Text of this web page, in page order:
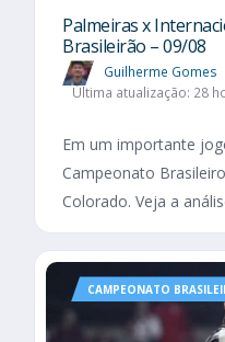
Palmeiras x
Brasileirão – 09/08
Guilherme Gomes
Última atualização: 28
Em um importante
Campeonato
Colorado. Veja a
CAMPEONATO